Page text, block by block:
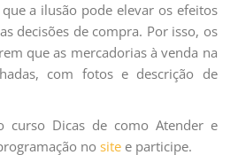
a ilusão pode elevar os efeitos
decisões de compra. Por isso, os
que as mercadorias à venda na
com fotos e descrição de
curso Dicas de como Atender e
no site e participe.